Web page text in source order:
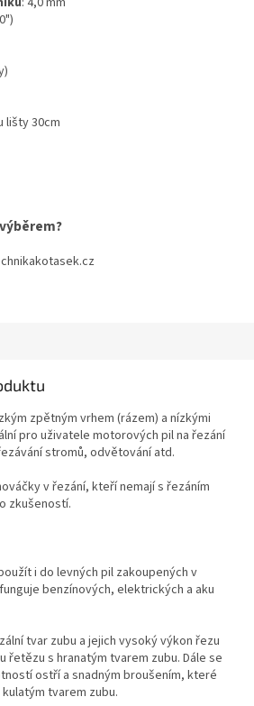
lišty 30cm
zpětným vrhem (rázem) a nízkými
pro uživatele motorových pil na řezání
stromů, odvětování atd.
v řezání, kteří nemají s řezáním
zkušeností.
i do levných pil zakoupených v
benzínových, elektrických a aku
tvar zubu a jejich vysoký výkon řezu
řetězu s hranatým tvarem zubu. Dále se
ostří a snadným broušením, které
tvarem zubu.